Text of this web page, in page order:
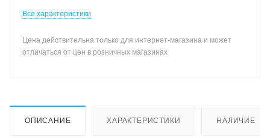
Все характеристики
Цена действительна только для интернет-магазина и может
отличаться от цен в розничных магазинах
ОПИСАНИЕ ХАРАКТЕРИСТИКИ НАЛИЧИЕ